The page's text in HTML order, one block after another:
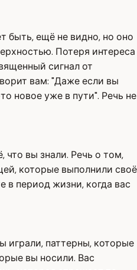
быть, ещё не видно, но оно
Потеря интереса
сигнал от
вам: "Даже если вы
новое уже в пути". Речь не
что вы знали. Речь о том,
которые выполнили своё
в период жизни, когда вас
играли, паттерны, которые
вы носили. Вас